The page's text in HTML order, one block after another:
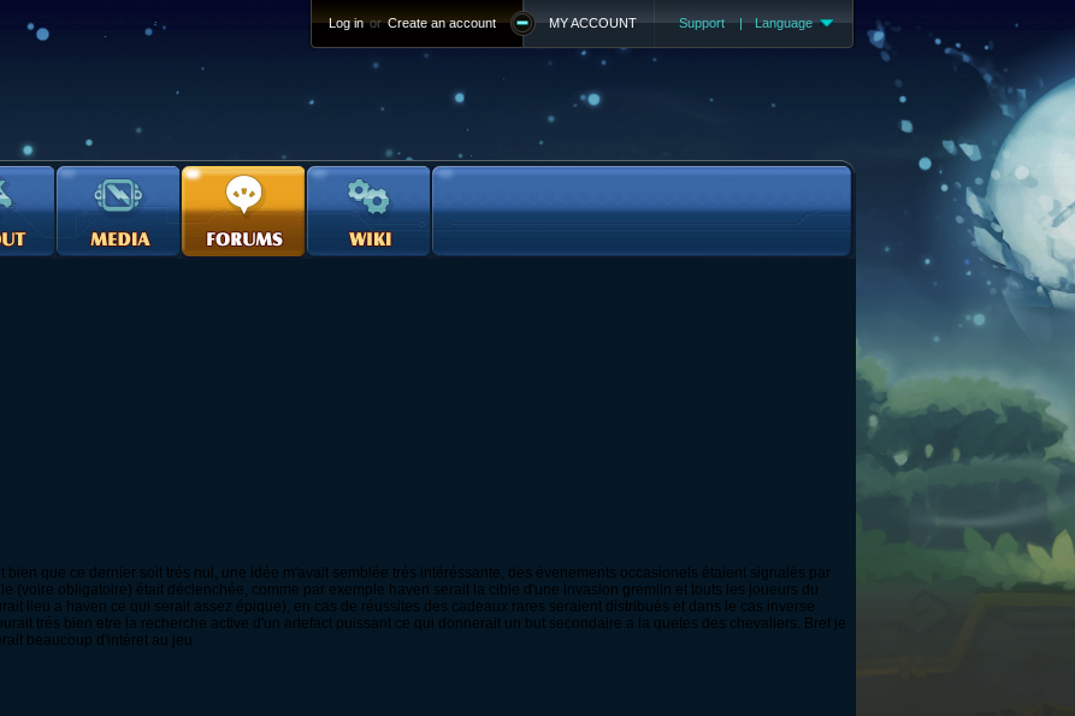
Support | Language
MY ACCOUNT
Log in or Create an account
bien que ce dernier soit trés nul, une idée m'avait semblée trés intéréssante, des évenements occasionels étaient signalés par
(voire obligatoire) était déclenchée, comme par exemple haven serait la cible d'une invasion gremlin et touts les joueurs du
lieu a haven ce qui serait assez épique), en cas de réussites des cadeaux rares seraient distribués et dans le cas inverse
trés bien etre la recherche active d'un artefact puissant ce qui donnerait un but secondaire a la quetes des chevaliers. Bref je
beaucoup d'intéret au jeu.